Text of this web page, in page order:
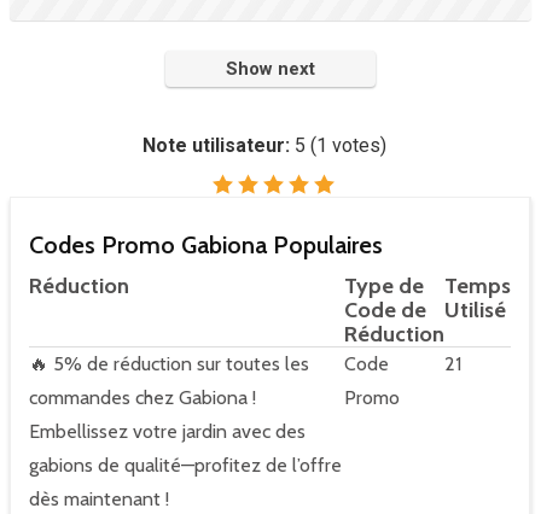
Show next
Note utilisateur: 5 (1 votes)
Codes Promo Gabiona Populaires
Réduction
Type de
Code de
Réduction
Temps
Utilisé
🔥 5% de réduction sur toutes les
commandes chez Gabiona !
Embellissez votre jardin avec des
gabions de qualité—profitez de l’offre
dès maintenant !
Code
Promo
21